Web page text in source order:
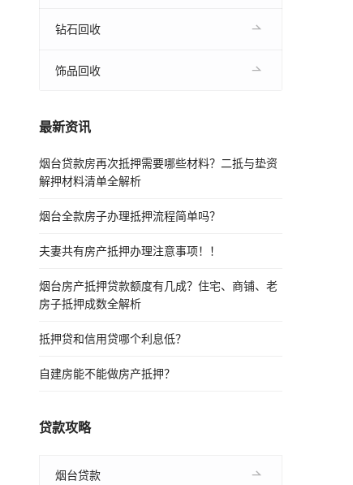
钻石回收
饰品回收
最新资讯
烟台贷款房再次抵押需要哪些材料？二抵与垫资
解押材料清单全解析
烟台全款房子办理抵押流程简单吗？
夫妻共有房产抵押办理注意事项！！
烟台房产抵押贷款额度有几成？住宅、商铺、老
房子抵押成数全解析
抵押贷和信用贷哪个利息低？
自建房能不能做房产抵押？
贷款攻略
烟台贷款